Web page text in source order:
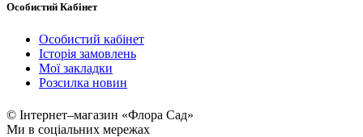
Особистий Кабінет
Особистий кабінет
Історія замовлень
Мої закладки
Розсилка новин
© Інтернет–магазин «Флора Сад»
Ми в соціальних мережах